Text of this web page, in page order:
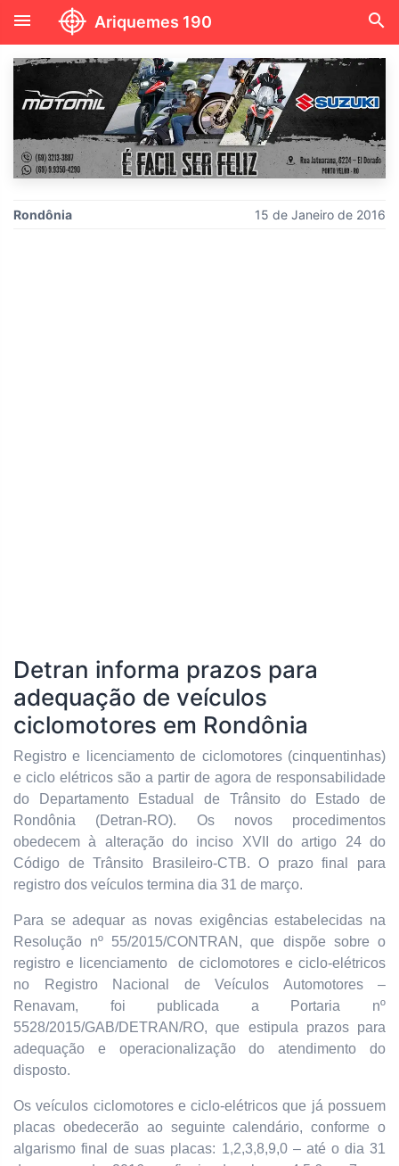
menu Ariquemes 190 search
Rondônia 15 de Janeiro de 2016
Detran informa prazos para
adequação de veículos
ciclomotores em Rondônia
Registro e licenciamento de ciclomotores (cinquentinhas)
e ciclo elétricos são a partir de agora de responsabilidade
do Departamento Estadual de Trânsito do Estado de
Rondônia (Detran-RO). Os novos procedimentos
obedecem à alteração do inciso XVII do artigo 24 do
Código de Trânsito Brasileiro-CTB. O prazo final para
registro dos veículos termina dia 31 de março.
Para se adequar as novas exigências estabelecidas na
Resolução nº 55/2015/CONTRAN, que dispõe sobre o
registro e licenciamento de ciclomotores e ciclo-elétricos
no Registro Nacional de Veículos Automotores –
Renavam, foi publicada a Portaria nº
5528/2015/GAB/DETRAN/RO, que estipula prazos para
adequação e operacionalização do atendimento do
disposto.
Os veículos ciclomotores e ciclo-elétricos que já possuem
placas obedecerão ao seguinte calendário, conforme o
algarismo final de suas placas: 1,2,3,8,9,0 – até o dia 31